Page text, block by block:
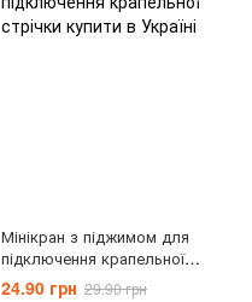
Мінікран з піджимом для
підключення крапельної
стрічки
24.90 грн 29.90 грн